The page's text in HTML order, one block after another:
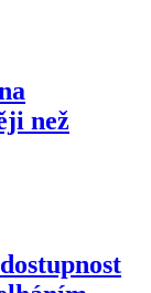
než